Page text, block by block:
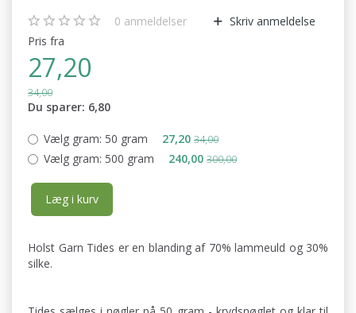
0 anmeldelser
Skriv anmeldelse
Pris fra
27,20
34,00
Du sparer: 6,80
Vælg gram: 50 gram 27,20 34,00
Vælg gram: 500 gram 240,00 300,00
Læg i kurv
Holst Garn Tides er en blanding af 70% lammeuld og 30%
silke.